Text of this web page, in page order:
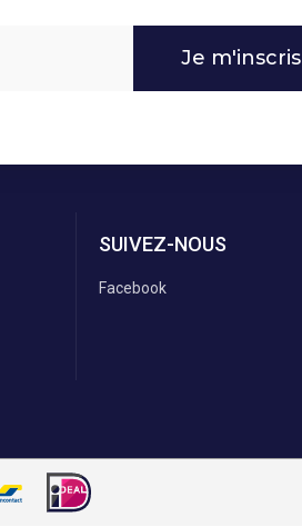
Je m'inscris
SUIVEZ-NOUS
Facebook